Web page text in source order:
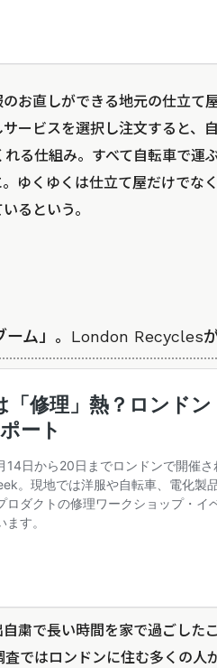
お直しができる地元の仕立て
ービスを選択し注文すると、
る仕組み。すべて自転車で運
ゆくゆくは仕立て屋だけでな
るという。
ーム」。London Recycles
粛で長い時間を家で過ごした
ではロンドンに住む多くの人